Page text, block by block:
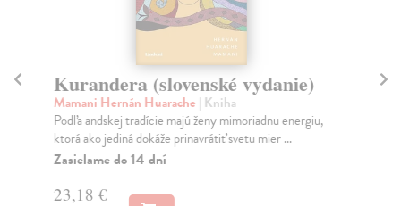
Kurandera (slovenské vydanie)
Mamani Hernán Huarache | Kniha
Podľa andskej tradície majú ženy mimoriadnu energiu,
ktorá ako jediná dokáže prinavrátiť svetu mier ...
Zasielame do 14 dní
23,18 €